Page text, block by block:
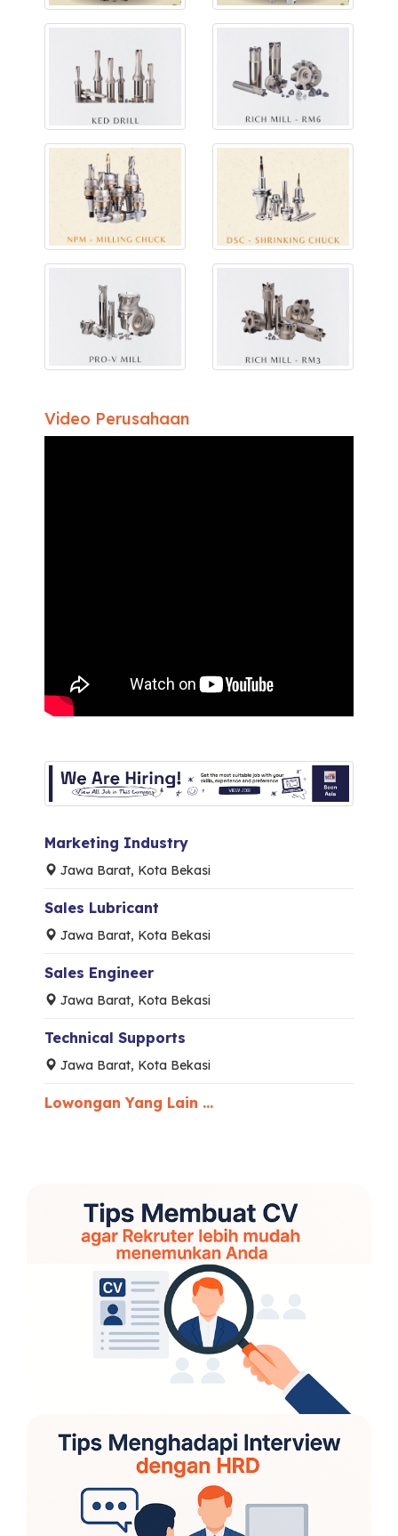
Video Perusahaan
Marketing Industry
Jawa Barat, Kota Bekasi
Sales Lubricant
Jawa Barat, Kota Bekasi
Sales Engineer
Jawa Barat, Kota Bekasi
Technical Supports
Jawa Barat, Kota Bekasi
Lowongan Yang Lain ...